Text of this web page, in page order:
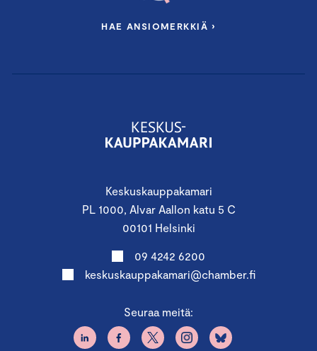
Keskuskauppakamari
PL 1000, Alvar Aallon katu 5 C
00101 Helsinki
09 4242 6200
keskuskauppakamari@chamber.fi
Seuraa meitä:
HAE ANSIOMERKKIÄ ›